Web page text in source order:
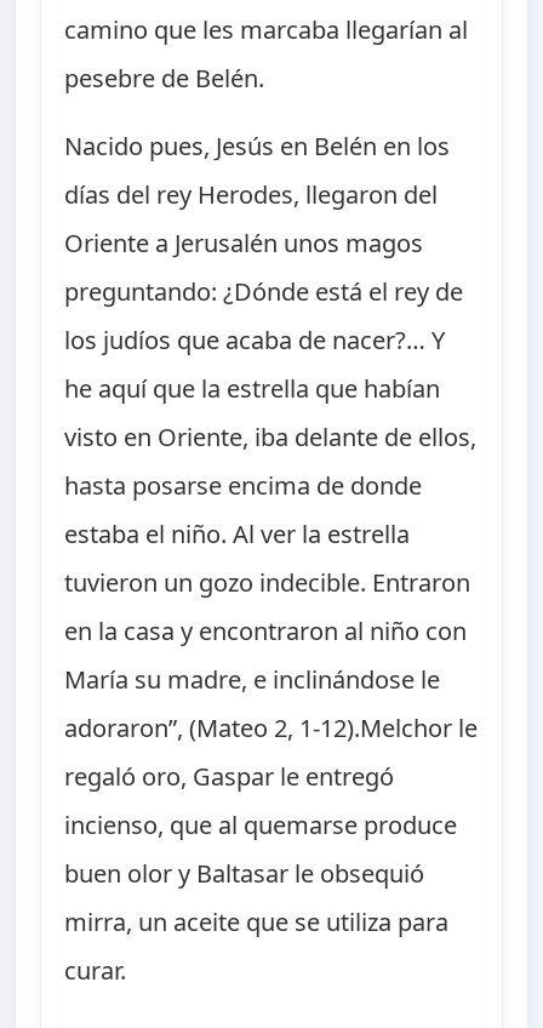
camino que les marcaba llegarían al
pesebre de Belén.
Nacido pues, Jesús en Belén en los
días del rey Herodes, llegaron del
Oriente a Jerusalén unos magos
preguntando: ¿Dónde está el rey de
los judíos que acaba de nacer?… Y
he aquí que la estrella que habían
visto en Oriente, iba delante de ellos,
hasta posarse encima de donde
estaba el niño. Al ver la estrella
tuvieron un gozo indecible. Entraron
en la casa y encontraron al niño con
María su madre, e inclinándose le
adoraron”, (Mateo 2, 1-12).Melchor le
regaló oro, Gaspar le entregó
incienso, que al quemarse produce
buen olor y Baltasar le obsequió
mirra, un aceite que se utiliza para
curar.